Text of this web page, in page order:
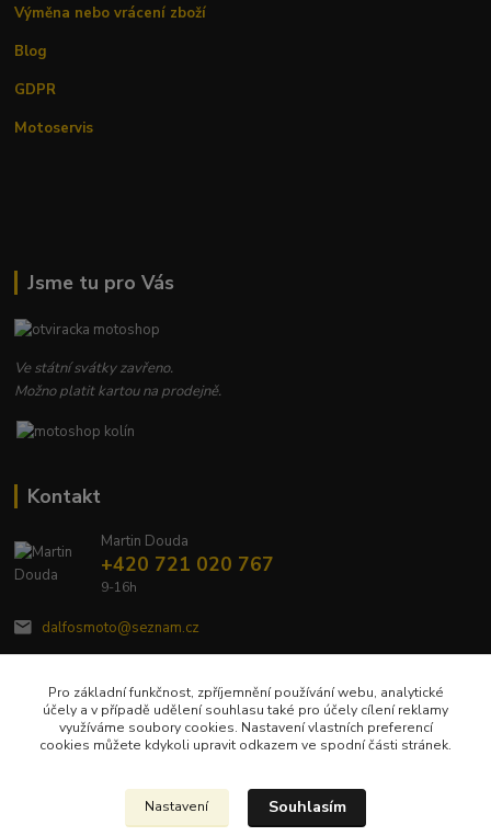
Výměna nebo vrácení zboží
Blog
GDPR
Motoservis
Jsme tu pro Vás
Ve státní svátky zavřeno.
Možno platit kartou na prodejně.
Kontakt
Martin Douda
+420 721 020 767
9-16h
dalfosmoto@seznam.cz
Pro základní funkčnost, zpříjemnění používání webu, analytické
účely a v případě udělení souhlasu také pro účely cílení reklamy
využíváme soubory cookies. Nastavení vlastních preferencí
cookies můžete kdykoli upravit odkazem ve spodní části stránek.
Nastavení Souhlasím